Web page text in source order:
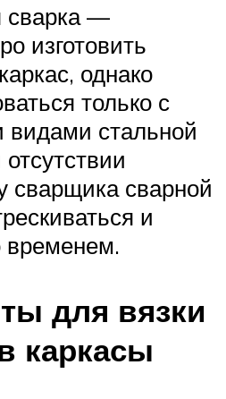
сварка —
изготовить
однако
только с
стальной
сварщика сварной
и
временем.
для вязки
каркасы